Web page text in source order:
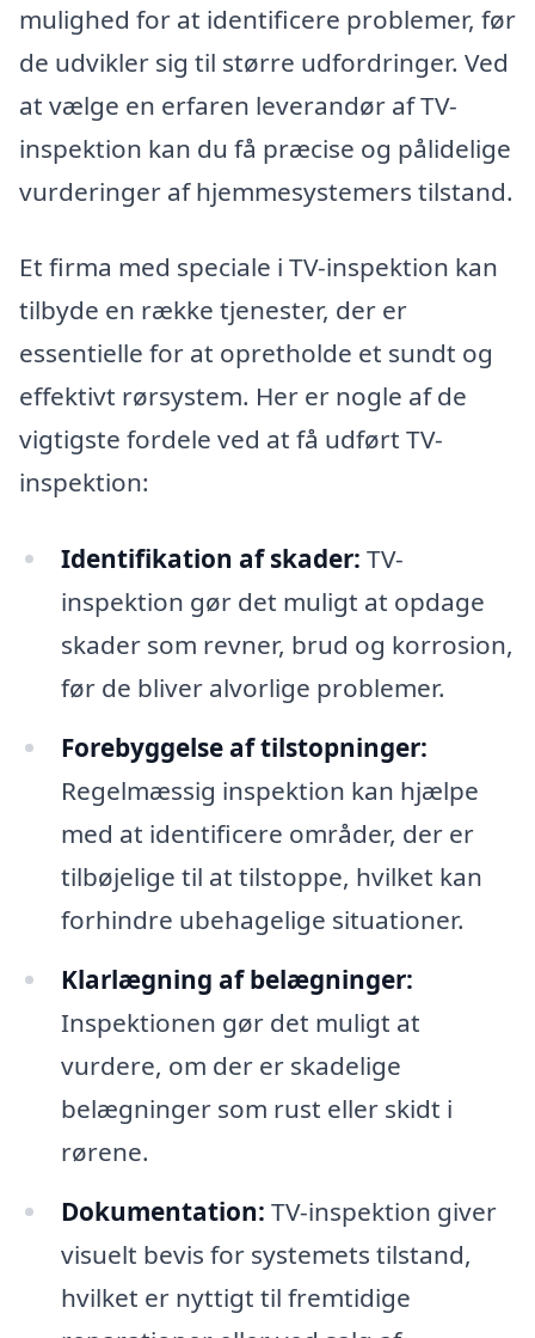
mulighed for at identificere problemer, før
de udvikler sig til større udfordringer. Ved
at vælge en erfaren leverandør af TV-
inspektion kan du få præcise og pålidelige
vurderinger af hjemmesystemers tilstand.
Et firma med speciale i TV-inspektion kan
tilbyde en række tjenester, der er
essentielle for at opretholde et sundt og
effektivt rørsystem. Her er nogle af de
vigtigste fordele ved at få udført TV-
inspektion:
Identifikation af skader: TV-
inspektion gør det muligt at opdage
skader som revner, brud og korrosion,
før de bliver alvorlige problemer.
Forebyggelse af tilstopninger:
Regelmæssig inspektion kan hjælpe
med at identificere områder, der er
tilbøjelige til at tilstoppe, hvilket kan
forhindre ubehagelige situationer.
Klarlægning af belægninger:
Inspektionen gør det muligt at
vurdere, om der er skadelige
belægninger som rust eller skidt i
rørene.
Dokumentation: TV-inspektion giver
visuelt bevis for systemets tilstand,
hvilket er nyttigt til fremtidige